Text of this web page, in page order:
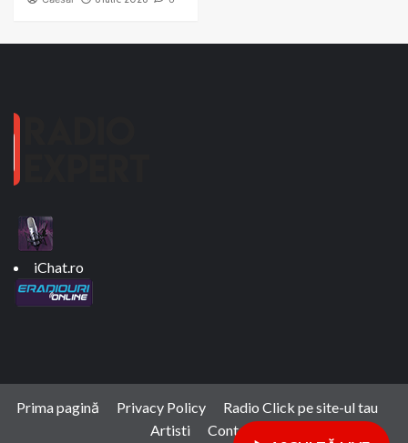
iChat.ro
Prima pagină Privacy Policy
Radio Click pe site-ul tau
Artisti
Contact